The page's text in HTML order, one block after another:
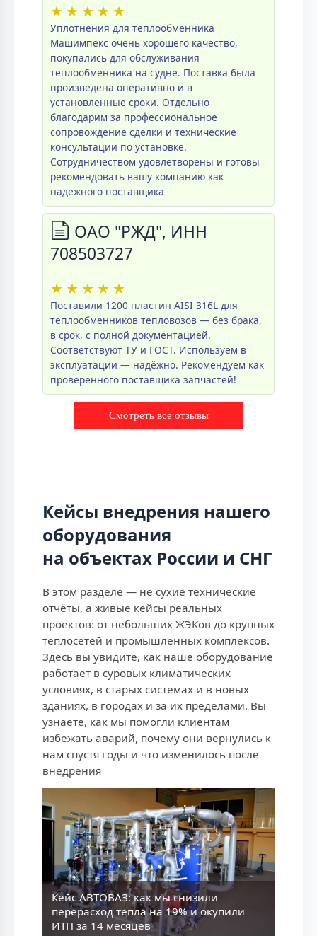
★ ★ ★ ★ ★
Уплотнения для теплообменника
Машимпекс очень хорошего качество,
покупались для обслуживания
теплообменника на судне. Поставка была
произведена оперативно и в
установленные сроки. Отдельно
благодарим за профессиональное
сопровождение сделки и технические
консультации по установке.
Сотрудничеством удовлетворены и готовы
рекомендовать вашу компанию как
надежного поставщика
ОАО "РЖД", ИНН
708503727
★ ★ ★ ★ ★
Поставили 1200 пластин AISI 316L для
теплообменников тепловозов — без брака,
в срок, с полной документацией.
Соответствуют ТУ и ГОСТ. Используем в
эксплуатации — надёжно. Рекомендуем как
проверенного поставщика запчастей!
Смотреть все отзывы
Кейсы внедрения нашего
оборудования
на объектах России и СНГ
В этом разделе — не сухие технические
отчёты, а живые кейсы реальных
проектов: от небольших ЖЭКов до крупных
теплосетей и промышленных комплексов.
Здесь вы увидите, как наше оборудование
работает в суровых климатических
условиях, в старых системах и в новых
зданиях, в городах и за их пределами. Вы
узнаете, как мы помогли клиентам
избежать аварий, почему они вернулись к
нам спустя годы и что изменилось после
внедрения
Кейс АВТОВАЗ: как мы снизили
перерасход тепла на 19% и окупили
ИТП за 14 месяцев